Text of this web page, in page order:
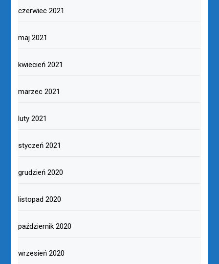
czerwiec 2021
maj 2021
kwiecień 2021
marzec 2021
luty 2021
styczeń 2021
grudzień 2020
listopad 2020
październik 2020
wrzesień 2020